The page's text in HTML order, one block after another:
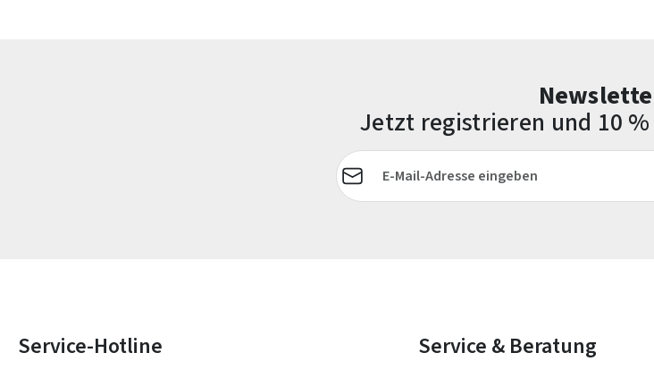
Jetzt registrieren und 10
E-Mail-Adresse*
Service-Hotline Service & Beratung